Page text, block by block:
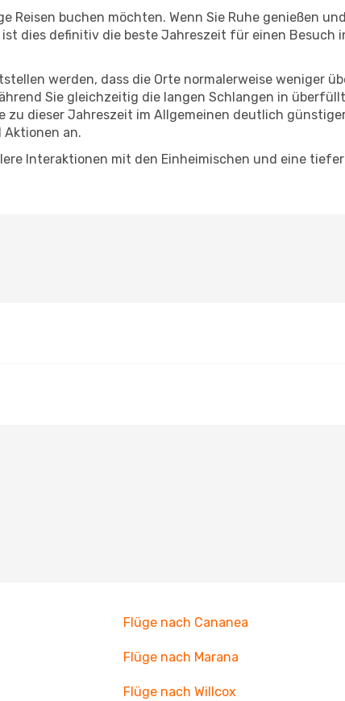
buchen möchten. Wenn Sie Ruhe genießen
dies definitiv die beste Jahreszeit für einen Besuch
werden, dass die Orte normalerweise weniger
Sie gleichzeitig die langen Schlangen in
dieser Jahreszeit im Allgemeinen deutlich
Aktionen an.
Interaktionen mit den Einheimischen und eine
Flüge nach Cananea
Flüge nach Marana
Flüge nach Willcox